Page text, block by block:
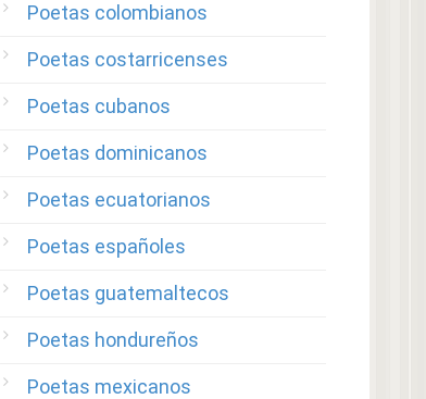
Poetas colombianos
Poetas costarricenses
Poetas cubanos
Poetas dominicanos
Poetas ecuatorianos
Poetas españoles
Poetas guatemaltecos
Poetas hondureños
Poetas mexicanos